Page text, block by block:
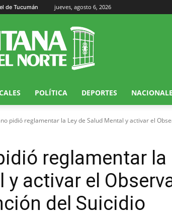
de Tucumán jueves, agosto 6, 2026
POLÍTICA DEPORTES
pidió reglamentar la Ley de Salud Mental y activar el
reglamentar la
y activar el
del Suicidio